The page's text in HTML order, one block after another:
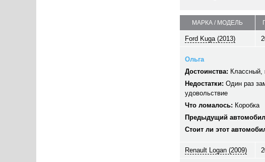
МАРКА / МОДЕЛЬ
Ford Kuga (2013)
Ольга
Достоинства: Классный,
Недостатки: Один раз
удовольствие
Что ломалось: Коробка
Предыдущий
Стоит ли этот
Renault Logan (2009)